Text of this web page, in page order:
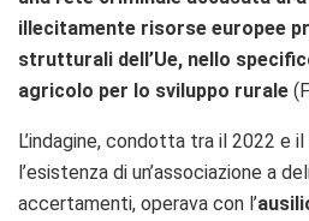
illecitamente risorse europee
strutturali dell’Ue, nello
agricolo per lo sviluppo rurale
L’indagine, condotta tra il 2022 e
l’esistenza di un’associazione a
accertamenti, operava con l’